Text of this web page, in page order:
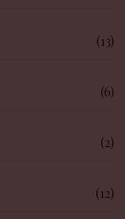
(13)
(6)
(2)
(12)